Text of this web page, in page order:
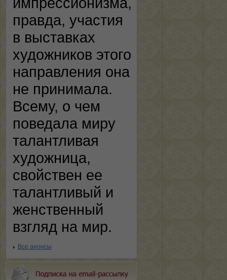
правда, участия
в выставках
художников этого
направления она
не принимала.
Всему, о чем
поведала миру
талантливая
художница,
свойствен ее
талантливый и
женственный
взгляд на мир.
Все анонсы